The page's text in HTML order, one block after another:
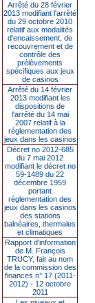
Arrêté du 28 février
2013 modifiant l'arrêté
du 29 octobre 2010
relatif aux modalités
d'encaissement, de
recouvrement et de
contrôle des
prélèvements
spécifiques aux jeux
de casinos
Arrêté du 14 février
2013 modifiant les
dispositions de
l'arrêté du 14 mai
2007 relatif à la
réglementation des
jeux dans les casinos
Décret no 2012-685
du 7 mai 2012
modifiant le décret no
59-1489 du 22
décembre 1959
portant
réglementation des
jeux dans les casinos
des stations
balnéaires, thermales
et climatiques
Rapport d'information
de M. François
TRUCY, fait au nom
de la commission des
finances n° 17 (2011-
2012) - 12 octobre
2011